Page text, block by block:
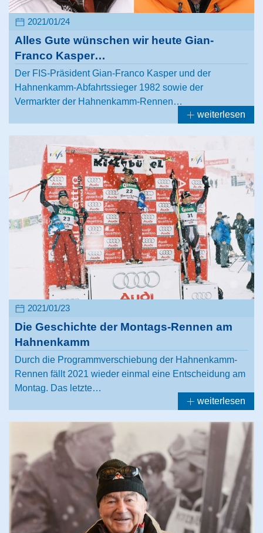
2021/01/24
Alles Gute wünschen wir heute Gian-
Franco Kasper…
Der FIS-Präsident Gian-Franco Kasper und der
Hahnenkamm-Abfahrtssieger 1982 sowie der
Vermarkter der Hahnenkamm-Rennen…
weiterlesen
2021/01/23
Die Geschichte der Montags-Rennen am
Hahnenkamm
Durch die Programmverschiebung der Hahnenkamm-
Rennen fällt 2021 wieder einmal eine Entscheidung am
Montag. Das letzte…
weiterlesen